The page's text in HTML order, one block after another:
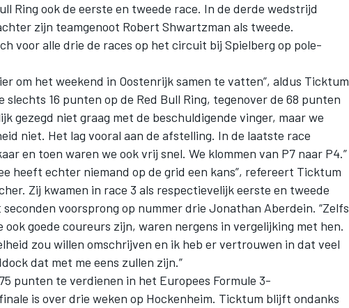
Ring ookde eerste en tweede race. In de derde wedstrijd
zijn teamgenoot Robert Shwartzman als tweede.
voor alle drie de races op het circuit bij Spielberg op pole-
om het weekend in Oostenrijk samen te vatten”, aldus Ticktum
slechts 16 punten op de Red Bull Ring, tegenover de 68 punten
gezegd niet graag met de beschuldigende vinger, maar we
niet. Het lag vooral aan de afstelling. In de laatste race
en toen waren we ook vrij snel. We klommen van P7 naar P4.”
heeft echter niemand op de grid een kans”, refereert Ticktum
Zij kwamen in race 3 als respectievelijk eerste en tweede
voorsprong op nummer drie Jonathan Aberdein. “Zelfs
goede coureurs zijn, waren nergens in vergelijking met hen.
zou willen omschrijven en ik heb er vertrouwen in dat veel
dat met me eens zullen zijn.”
punten te verdienen in het Europees Formule 3-
is over drie weken op Hockenheim. Ticktum blijft ondanks